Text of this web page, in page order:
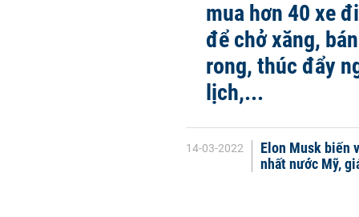
mua hơn 40 xe
để chở xăng,
rong, thúc đẩy
lịch,...
14-03-2022
Elon Musk biến
nhất nước Mỹ,